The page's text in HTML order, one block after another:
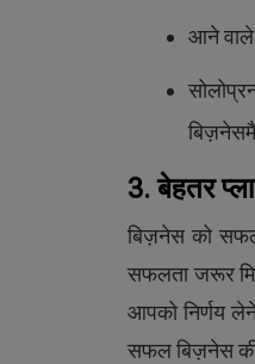
आने वाले
3. बेहतर
बिज़नेस को
सफलता जरूर
आपको निर्णय
सफल बिज़नेस की